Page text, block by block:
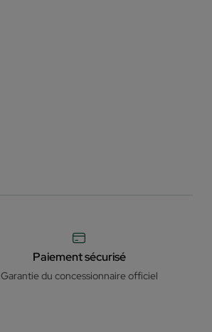
Paiement sécurisé
Garantie du concessionnaire officiel